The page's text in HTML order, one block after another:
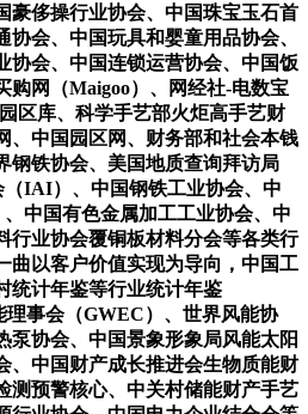
豪侈操行业协会、中国珠宝玉石首
会、中国玩具和婴童用品协会、
协会、中国连锁运营协会、中国饭
购网（Maigoo）、网经社-电数宝
区库、科学手艺部火炬高手艺财
、中国园区网、财务部和社会本钱
钢铁协会、美国地质查询拜访局
（IAI）、中国钢铁工业协会、中
中国有色金属加工工业协会、中
行业协会覆铜板材料分会等各类行
曲以客户价值实现为导向，中国工
统计年鉴等行业统计年鉴
理事会（GWEC）、世界风能协
泵协会、中国景象形象局风能太阳
、中国财产成长推进会生物质能财
测预警核心、中关村储能财产手艺